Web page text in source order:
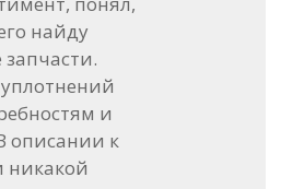
найду
и
описании к
никакой